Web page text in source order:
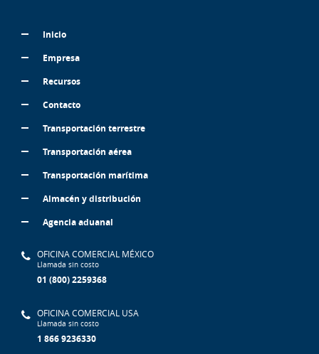
Inicio
Empresa
Recursos
Contacto
Transportación terrestre
Transportación aérea
Transportación marítima
Almacén y distribución
Agencia aduanal
OFICINA COMERCIAL MÉXICO
Llamada sin costo
01 (800) 2259368
OFICINA COMERCIAL USA
Llamada sin costo
1 866 9236330